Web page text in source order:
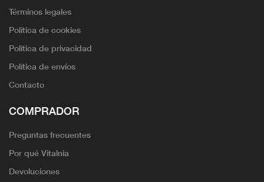
Términos legales
Política de cookies
Política de privacidad
Política de envíos
Contacto
COMPRADOR
Preguntas frecuentes
Por qué Vitalnia
Devoluciones